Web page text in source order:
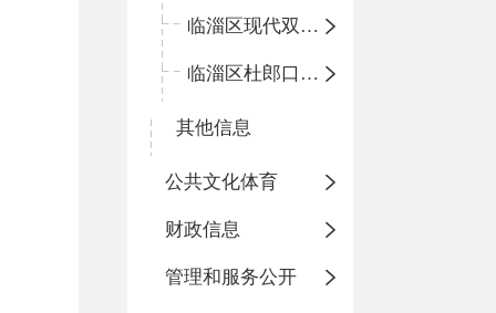
临淄区现代双语学校
临淄区杜郎口小学
其他信息
公共文化体育
财政信息
管理和服务公开